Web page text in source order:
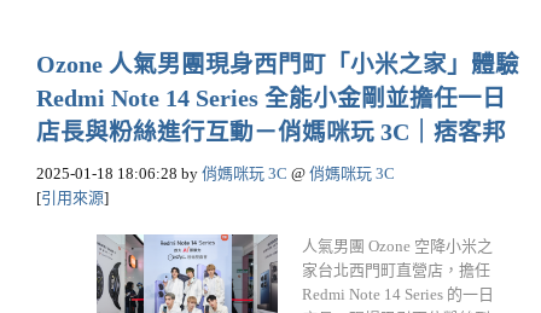
Ozone 人氣男團現身西門町「小米之家」體驗
Redmi Note 14 Series 全能小金剛並擔任一日
店長與粉絲進行互動－俏媽咪玩 3C｜痞客邦
2025-01-18 18:06:28 by 俏媽咪玩 3C @ 俏媽咪玩 3C
[引用來源]
人氣男團 Ozone 空降小米之
家台北西門町直營店，擔任
Redmi Note 14 Series 的一日